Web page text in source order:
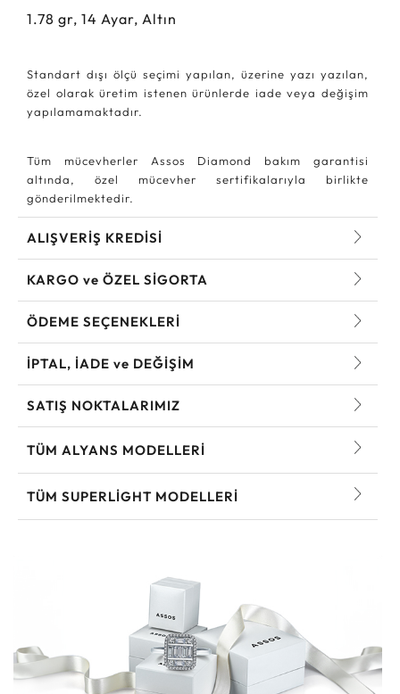
1.78 gr, 14 Ayar, Altın
Standart dışı ölçü seçimi yapılan, üzerine yazı yazılan,
özel olarak üretim istenen ürünlerde iade veya değişim
yapılamamaktadır.
Tüm mücevherler Assos Diamond bakım garantisi
altında, özel mücevher sertifikalarıyla birlikte
gönderilmektedir.
ALIŞVERİŞ KREDİSİ
KARGO ve ÖZEL SİGORTA
ÖDEME SEÇENEKLERİ
İPTAL, İADE ve DEĞİŞİM
SATIŞ NOKTALARIMIZ
TÜM ALYANS MODELLERI
TÜM SUPERLIGHT MODELLERI